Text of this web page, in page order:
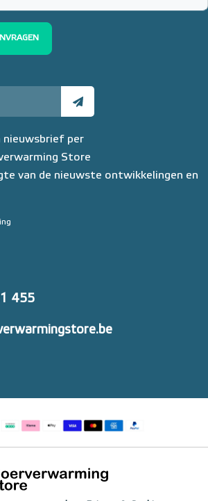
455
nieuwsbrief per
Store
van de nieuwste ontwikkelingen en